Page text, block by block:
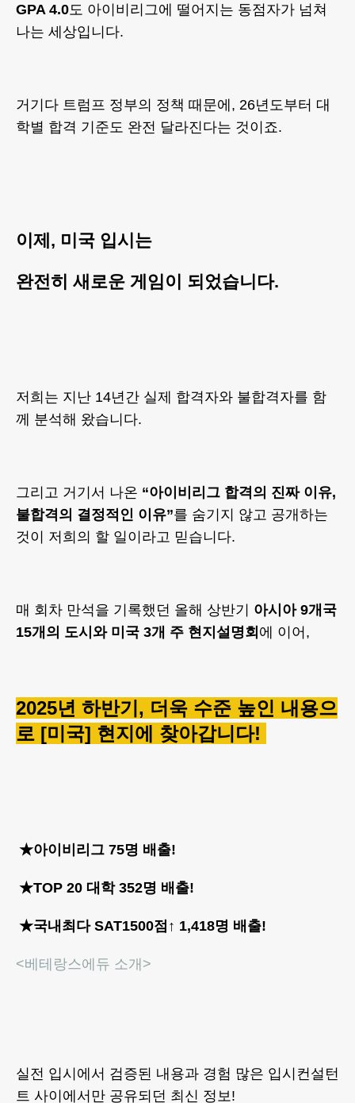
GPA 4.0도 아이비리그에 떨어지는 동점자가 넘쳐
나는 세상입니다.
거기다 트럼프 정부의 정책 때문에, 26년도부터 대
학별 합격 기준도 완전 달라진다는 것이죠.
이제, 미국 입시는
완전히 새로운 게임이 되었습니다.
저희는 지난 14년간 실제 합격자와 불합격자를 함
께 분석해 왔습니다.
그리고 거기서 나온 “아이비리그 합격의 진짜 이유,
불합격의 결정적인 이유”를 숨기지 않고 공개하는
것이 저희의 할 일이라고 믿습니다.
매 회차 만석을 기록했던 올해 상반기 아시아 9개국
15개의 도시와 미국 3개 주 현지설명회 에 이어,
2025년 하반기, 더욱 수준 높인 내용으
로 [미국] 현지에 찾아갑니다!
★아이비리그 75명 배출!
★TOP 20 대학 352명 배출!
★국내최다 SAT1500점↑ 1,418명 배출!
<베테랑스에듀 소개>
실전 입시에서 검증된 내용과 경험 많은 입시컨설턴
트 사이에서만 공유되던 최신 정보!